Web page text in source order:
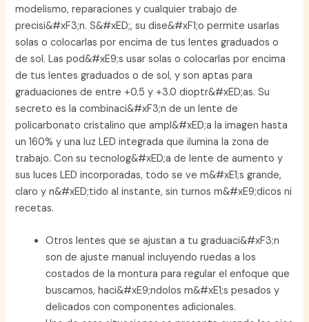
modelismo, reparaciones y cualquier trabajo de
precisi&#xF3;n. S&#xED;, su dise&#xF1;o permite usarlas
solas o colocarlas por encima de tus lentes graduados o
de sol. Las pod&#xE9;s usar solas o colocarlas por encima
de tus lentes graduados o de sol, y son aptas para
graduaciones de entre +0.5 y +3.0 dioptr&#xED;as. Su
secreto es la combinaci&#xF3;n de un lente de
policarbonato cristalino que ampl&#xED;a la imagen hasta
un 160% y una luz LED integrada que ilumina la zona de
trabajo. Con su tecnolog&#xED;a de lente de aumento y
sus luces LED incorporadas, todo se ve m&#xE1;s grande,
claro y n&#xED;tido al instante, sin turnos m&#xE9;dicos ni
recetas.
Otros lentes que se ajustan a tu graduaci&#xF3;n
son de ajuste manual incluyendo ruedas a los
costados de la montura para regular el enfoque que
buscamos, haci&#xE9;ndolos m&#xE1;s pesados y
delicados con componentes adicionales.